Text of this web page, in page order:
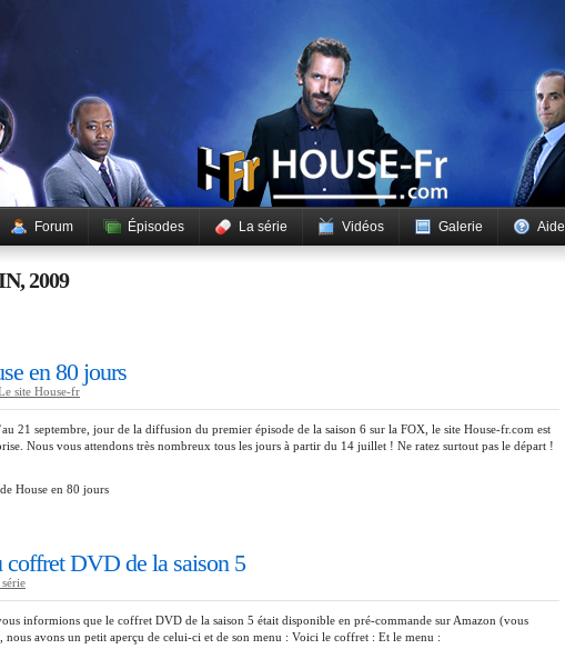
Forum Épisodes La série Vidéos Galerie Aide
2009
en 80 jours
site House-fr
21 septembre, jour de la diffusion du premier épisode de la saison 6 sur la FOX, le site House-fr.com est
Nous vous attendons très nombreux tous les jours à partir du 14 juillet ! Ne ratez surtout pas le départ !
House en 80 jours
coffret DVD de la saison 5
informions que le coffret DVD de la saison 5 était disponible en pré-commande sur Amazon (vous
avons un petit aperçu de celui-ci et de son menu : Voici le coffret : Et le menu :